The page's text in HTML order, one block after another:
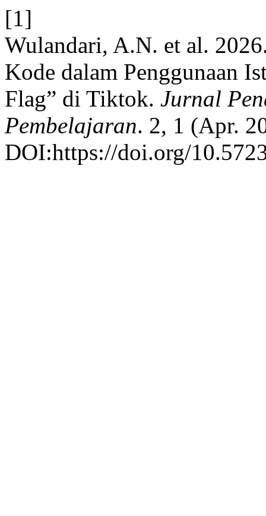
[1]
Wulandari, A.N. et al.
Kode dalam Penggunaan
Flag” di Tiktok. Jurnal
Pembelajaran. 2, 1 (Apr.
DOI:https://doi.org/